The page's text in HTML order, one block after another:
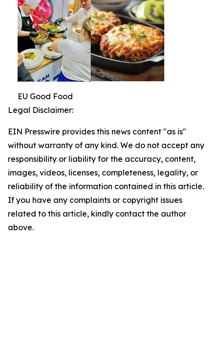
EU Good Food
Legal Disclaimer:
EIN Presswire provides this news content "as is"
without warranty of any kind. We do not accept any
responsibility or liability for the accuracy, content,
images, videos, licenses, completeness, legality, or
reliability of the information contained in this article.
If you have any complaints or copyright issues
related to this article, kindly contact the author
above.